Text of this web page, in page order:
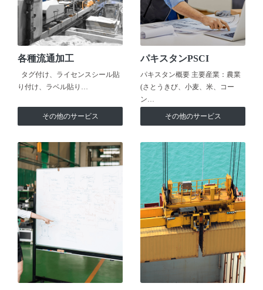
各種流通加工
タグ付け、ライセンスシール貼
り付け、ラベル貼り…
その他のサービス
パキスタンPSCI
パキスタン概要 主要産業：農業
(さとうきび、小麦、米、コー
ン…
その他のサービス